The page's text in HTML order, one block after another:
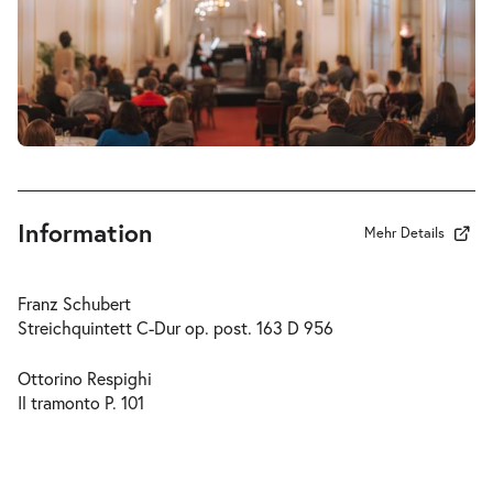
Information Mehr Details
Franz Schubert
Streichquintett C-Dur op. post. 163 D 956
Ottorino Respighi
Il tramonto P. 101